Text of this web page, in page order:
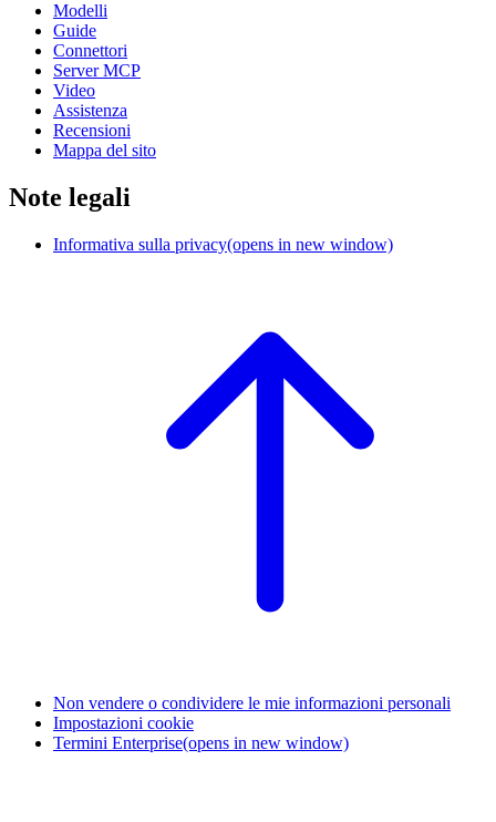
Modelli
Guide
Connettori
Server MCP
Video
Assistenza
Recensioni
Mappa del sito
Note legali
Informativa sulla privacy(opens in new window)
Non vendere o condividere le mie informazioni personali
Impostazioni cookie
Termini Enterprise(opens in new window)